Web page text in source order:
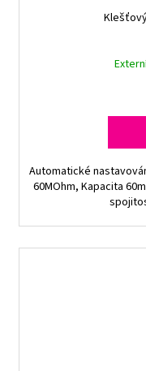
Automatické
60MOhm, Kapacita